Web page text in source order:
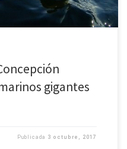
gigantes
Publicada 3 octubre, 2017